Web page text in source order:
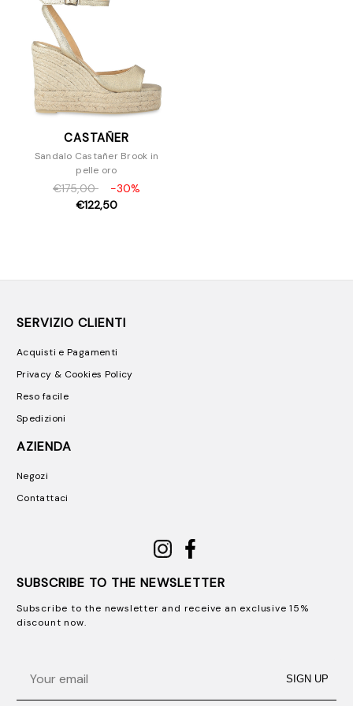
CASTAÑER
Sandalo Castañer Brook in
pelle oro
€175,00
-30%
€122,50
SERVIZIO CLIENTI
Acquisti e Pagamenti
Privacy & Cookies Policy
Reso facile
Spedizioni
AZIENDA
Negozi
Contattaci
SUBSCRIBE TO THE NEWSLETTER
Subscribe to the newsletter and receive an exclusive 15%
discount now.
SIGN UP